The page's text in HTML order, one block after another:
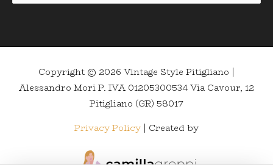
Copyright © 2026 Vintage Style Pitigliano |
Alessandro Mori P. IVA 01205300534 Via Cavour, 12
Pitigliano (GR) 58017
Privacy Policy | Created by